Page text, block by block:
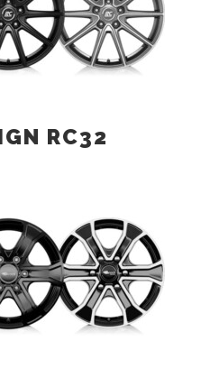
RC32